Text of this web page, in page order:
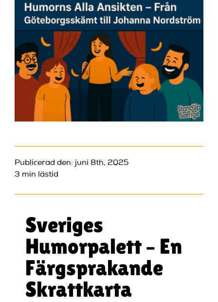
Publicerad den: juni 8th, 2025
3 min lästid
Sveriges
Humorpalett – En
Färgsprakande
Skrattkarta